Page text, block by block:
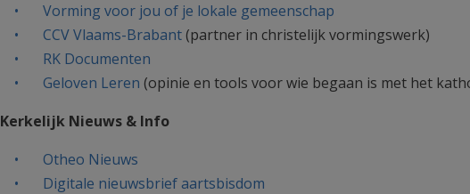
Vorming voor jou of je lokale gemeenschap
CCV Vlaams-Brabant (partner in christelijk vormingswerk)
RK Documenten
Geloven Leren (opinie en tools voor wie begaan is met het
Kerkelijk Nieuws & Info
Otheo Nieuws
Digitale nieuwsbrief aartsbisdom